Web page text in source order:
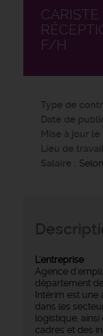
CARISTE
F/H
Type de
Date de
Mise à jour le
Lieu de travail
Salaire
L'entreprise
Agence
département
Intérim est une
dans les
logistique,
cadres et des